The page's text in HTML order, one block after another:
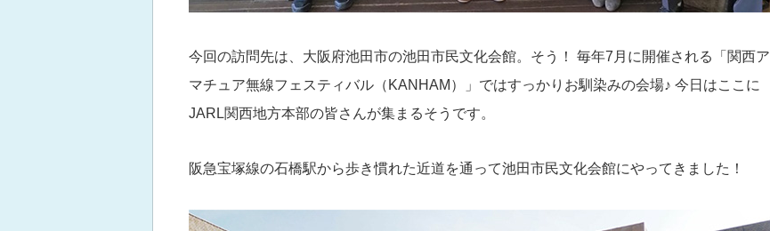
今回の訪問先は、大阪府池田市の池田市民文化会館。そう！ 毎年7月に開催される「関西ア
マチュア無線フェスティバル（KANHAM）」ではすっかりお馴染みの会場♪ 今日はここに
JARL関西地方本部の皆さんが集まるそうです。
阪急宝塚線の石橋駅から歩き慣れた近道を通って池田市民文化会館にやってきました！